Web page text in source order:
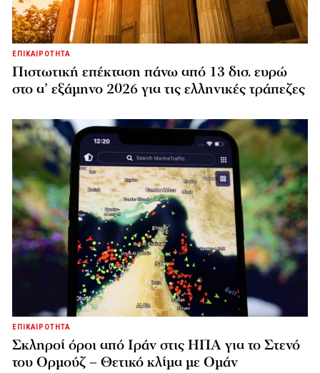
ΕΠΙΚΑΙΡΟΤΗΤΑ
Πιστωτική επέκταση πάνω από 13 δισ. ευρώ
στο α’ εξάμηνο 2026 για τις ελληνικές τράπεζες
ΕΠΙΚΑΙΡΟΤΗΤΑ
Σκληροί όροι από Ιράν στις ΗΠΑ για το Στενό
του Ορμούζ – Θετικό κλίμα με Ομάν